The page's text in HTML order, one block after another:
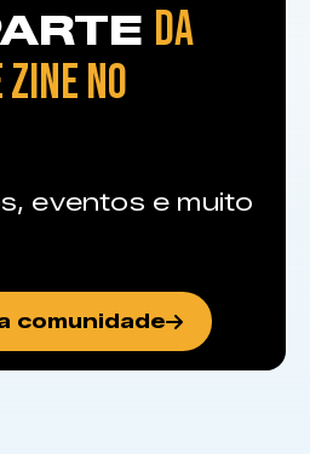
DA
NO
eventos e muito
comunidade